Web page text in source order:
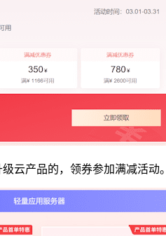
云产品的，领券参加满减活动。